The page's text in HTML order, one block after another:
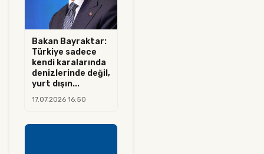
Bakan Bayraktar:
Türkiye sadece
kendi karalarında
denizlerinde değil,
yurt dışın...
17.07.2026 16:50